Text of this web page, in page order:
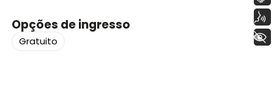
Opções de ingresso
Gratuito